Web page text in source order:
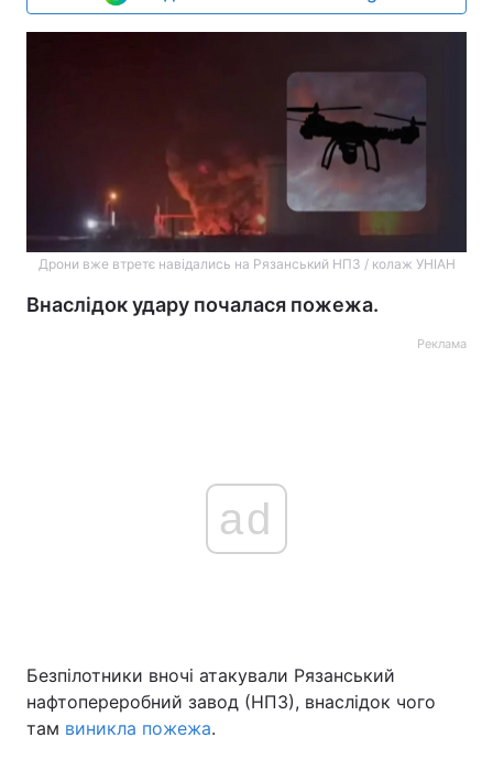
Дрони вже втретє навідались на Рязанський НПЗ / колаж УНІАН
Внаслідок удару почалася пожежа.
Реклама
ad
Безпілотники вночі атакували Рязанський
нафтопереробний завод (НПЗ), внаслідок чого
там виникла пожежа.